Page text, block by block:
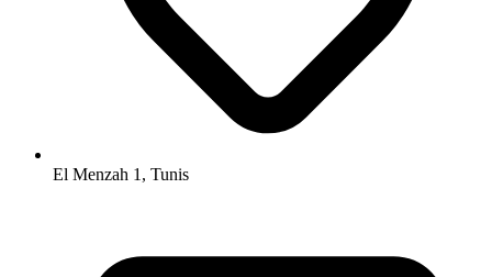
El Menzah 1, Tunis